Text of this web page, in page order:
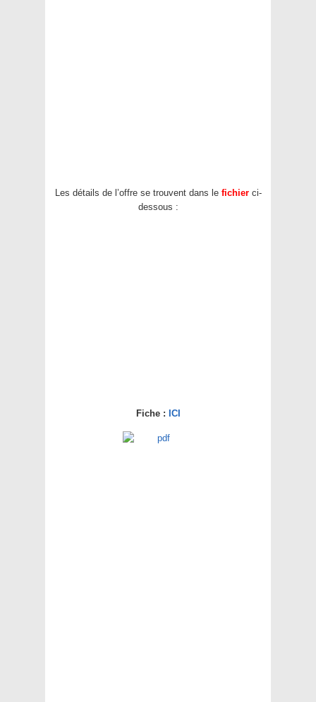
Les détails de l’offre se trouvent dans le fichier ci-
dessous :
Fiche : ICI